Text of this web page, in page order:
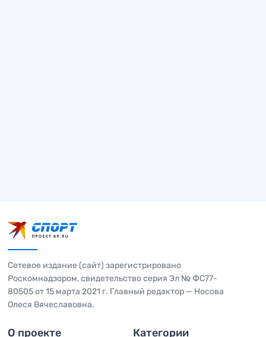
Сетевое издание (сайт) зарегистрировано
Роскомнадзором, свидетельство серия Эл № ФС77-
80505 от 15 марта 2021 г. Главный редактор — Носова
Олеся Вячеславовна.
О проекте Категории